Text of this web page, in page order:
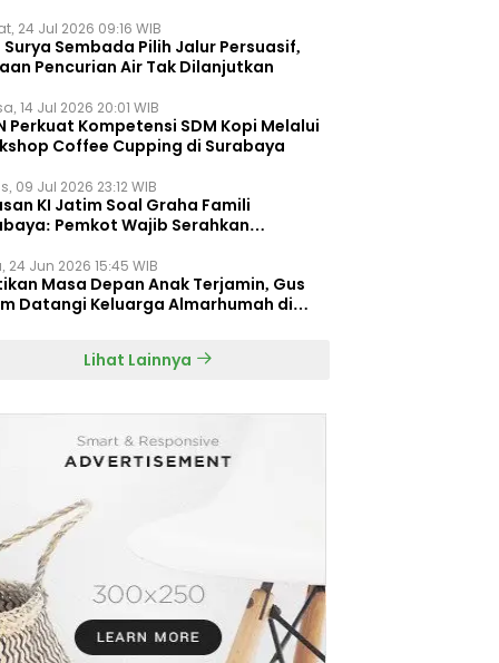
24 Jul 2026 09:16 WIB
Surya Sembada Pilih Jalur Persuasif,
Pencurian Air Tak Dilanjutkan
14 Jul 2026 20:01 WIB
Perkuat Kompetensi SDM Kopi Melalui
Coffee Cupping di Surabaya
09 Jul 2026 23:12 WIB
KI Jatim Soal Graha Famili
Pemkot Wajib Serahkan
24 Jun 2026 15:45 WIB
Masa Depan Anak Terjamin, Gus
Datangi Keluarga Almarhumah di
Lihat Lainnya